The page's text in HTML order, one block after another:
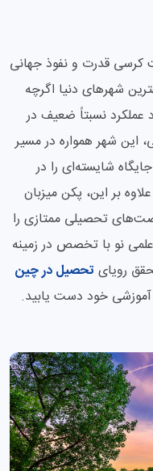
کرسی قدرت و نفوذ جهانی
شهرهای دنیا اگرچه
عملکرد نسبتاً ضعیف در
این شهر همواره در مسیر
شایسته‌ای را در
بر این، پکن میزبان
تحصیلی ممتازی را
نو با تخصص در زمینه
رویای تحصیل در چین
آموزشی خود دست یابید.